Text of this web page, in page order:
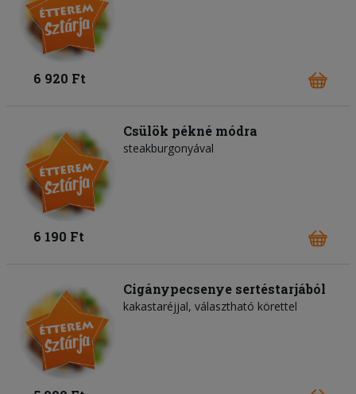
6 920 Ft
Csülök pékné módra
steakburgonyával
6 190 Ft
Cigánypecsenye sertéstarjából
kakastaréjjal, választható körettel